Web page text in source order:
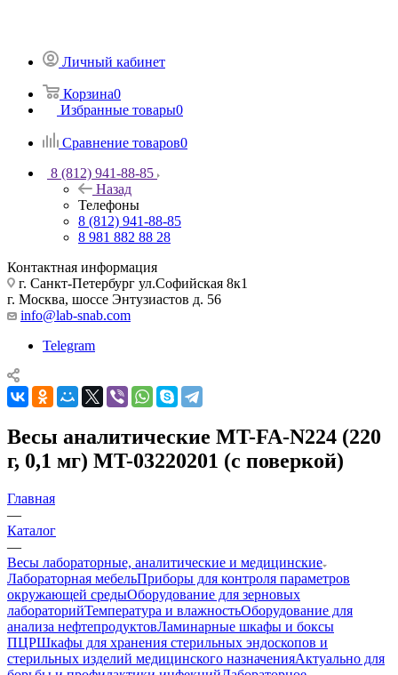
Личный кабинет
Корзина0
Избранные товары0
Сравнение товаров0
8 (812) 941-88-85
Назад
Телефоны
8 (812) 941-88-85
8 981 882 88 28
Контактная информация
г. Санкт-Петербург ул.Софийская 8к1
г. Москва, шоссе Энтузиастов д. 56
info@lab-snab.com
Telegram
Весы аналитические MT-FA-N224 (220
г, 0,1 мг) MT-03220201 (с поверкой)
Главная
—
Каталог
—
Весы лабораторные, аналитические и медицинские
Лабораторная мебельПриборы для контроля параметров
окружающей средыОборудование для зерновых
лабораторийТемпература и влажностьОборудование для
анализа нефтепродуктовЛаминарные шкафы и боксы
ПЦРШкафы для хранения стерильных эндоскопов и
стерильных изделий медицинского назначенияАктуально для